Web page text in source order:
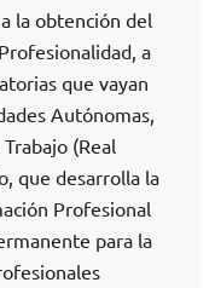
la obtención del
a
que vayan
Autónomas,
(Real
que desarrolla la
Profesional
para la